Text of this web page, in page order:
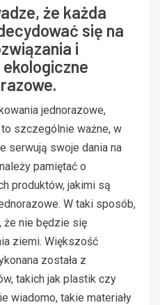
że każda
się na
i
jednorazowe,
szczególnie ważne, w
serwują swoje dania na
pamiętać o
produktów, jakimi są
W taki sposób,
że nie będzie się
ziemi. Większość
została z
takich jak plastik czy
wiadomo, takie materiały